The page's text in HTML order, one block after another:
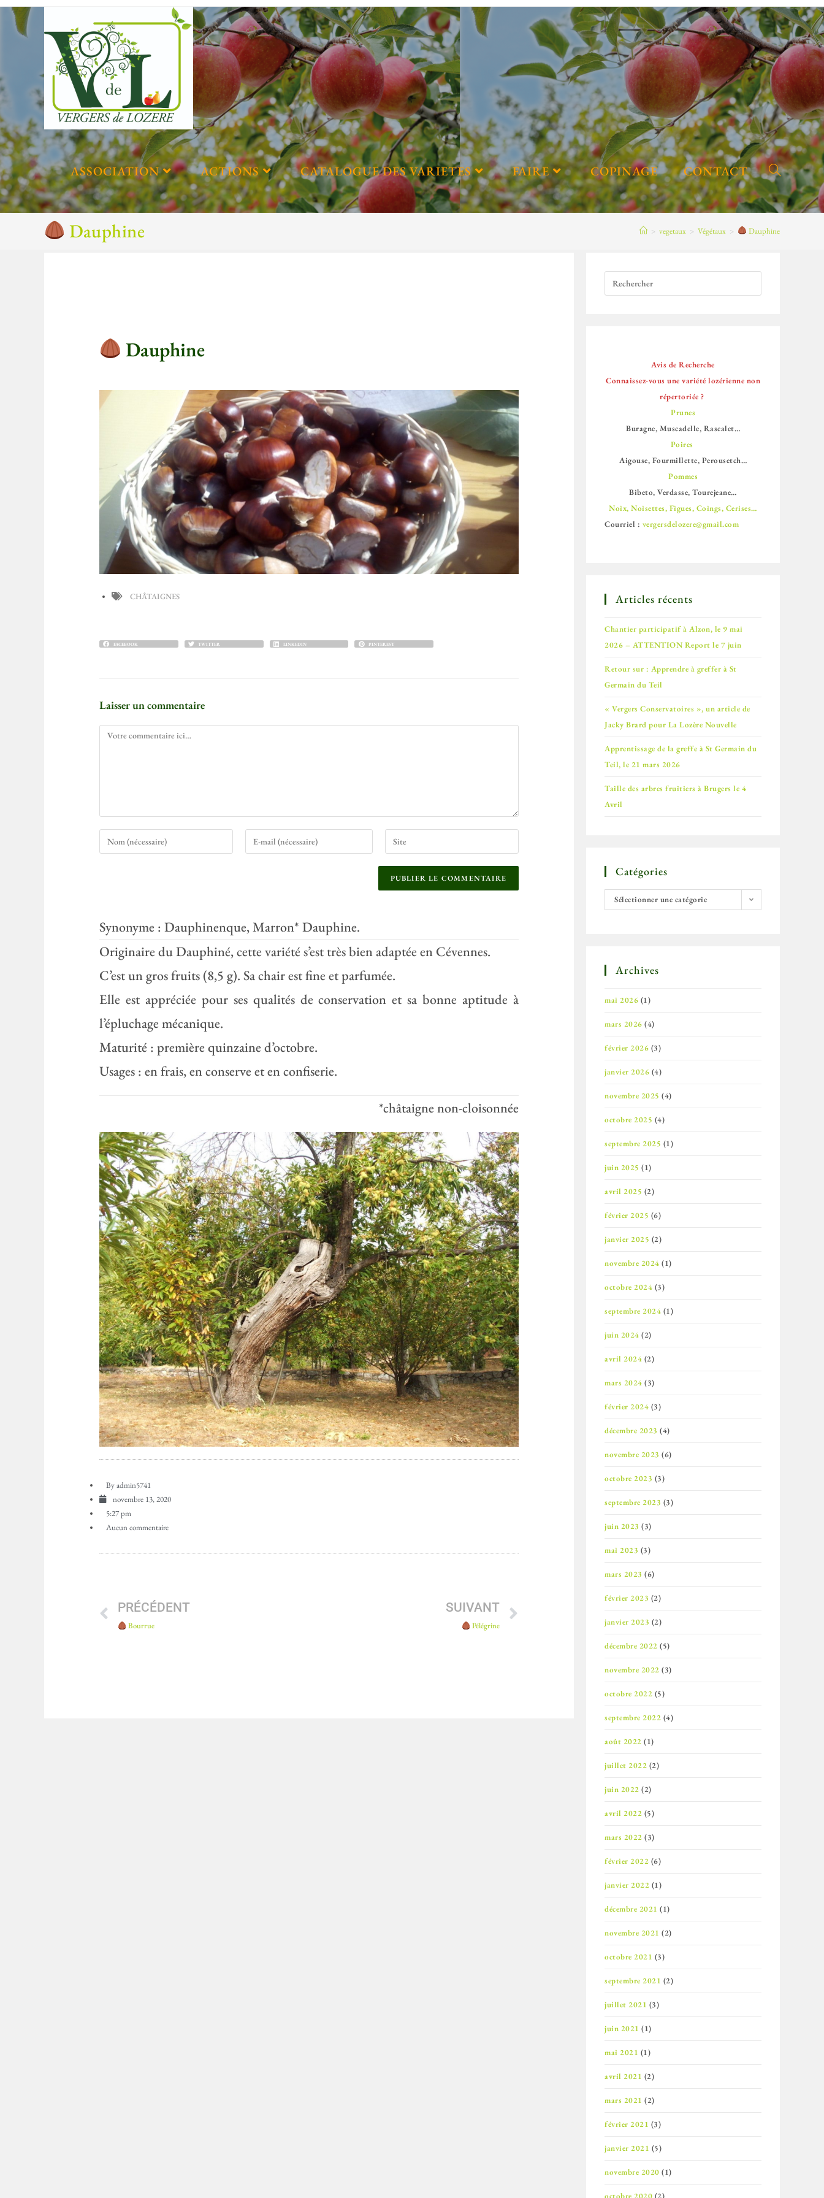
ASSOCIATION ACTIONS CATALOGUE DES VARIETES FAIRE COPINAGE CONTACT
Dauphine > vegetaux > Végétaux > Dauphine
Dauphine
CHÂTAIGNES
FACEBOOK TWITTER LINKEDIN PINTEREST
Laisser un commentaire
Synonyme : Dauphinenque, Marron* Dauphine.
Originaire du Dauphiné, cette variété s’est très bien adaptée en Cévennes.
C’est un gros fruits (8,5 g). Sa chair est fine et parfumée.
Elle est appréciée pour ses qualités de conservation et sa bonne aptitude à
l’épluchage mécanique.
Maturité : première quinzaine d’octobre.
Usages : en frais, en conserve et en confiserie.
*châtaigne non-cloisonnée
Byadmin5741
novembre 13, 2020
5:27 pm
Aucun commentaire
PRÉCÉDENT
Bourrue
SUIVANT
Pélégrine
Avis de Recherche
Connaissez-vous une variété lozérienne non
répertoriée ?
Prunes
Buragne, Muscadelle, Rascalet…
Poires
Aigouse, Fourmillette, Perousetch…
Pommes
Bibeto, Verdasse, Tourejeane…
Noix, Noisettes, Figues, Coings, Cerises…
Courriel : vergersdelozere@gmail.com
Articles récents
Chantier participatif à Alzon, le 9 mai
2026 – ATTENTION Report le 7 juin
Retour sur : Apprendre à greffer à St
Germain du Teil
« Vergers Conservatoires », un article de
Jacky Brard pour La Lozère Nouvelle
Apprentissage de la greffe à St Germain du
Teil, le 21 mars 2026
Taille des arbres fruitiers à Brugers le 4
Avril
Catégories
Sélectionner une catégorie
Archives
mai 2026 (1)
mars 2026 (4)
février 2026 (3)
janvier 2026 (4)
novembre 2025 (4)
octobre 2025 (4)
septembre 2025 (1)
juin 2025 (1)
avril 2025 (2)
février 2025 (6)
janvier 2025 (2)
novembre 2024 (1)
octobre 2024 (3)
septembre 2024 (1)
juin 2024 (2)
avril 2024 (2)
mars 2024 (3)
février 2024 (3)
décembre 2023 (4)
novembre 2023 (6)
octobre 2023 (3)
septembre 2023 (3)
juin 2023 (3)
mai 2023 (3)
mars 2023 (6)
février 2023 (2)
janvier 2023 (2)
décembre 2022 (5)
novembre 2022 (3)
octobre 2022 (5)
septembre 2022 (4)
août 2022 (1)
juillet 2022 (2)
juin 2022 (2)
avril 2022 (5)
mars 2022 (3)
février 2022 (6)
janvier 2022 (1)
décembre 2021 (1)
novembre 2021 (2)
octobre 2021 (3)
septembre 2021 (2)
juillet 2021 (3)
juin 2021 (1)
mai 2021 (1)
avril 2021 (2)
mars 2021 (2)
février 2021 (3)
janvier 2021 (5)
novembre 2020 (1)
octobre 2020 (2)